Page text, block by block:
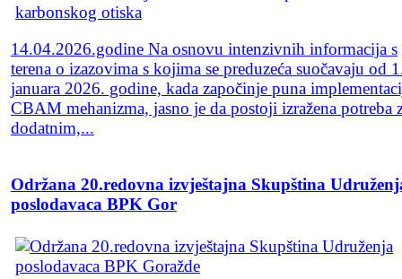
14.04.2026.godine Na osnovu intenzivnih informacija s
terena o izazovima s kojima se preduzeća suočavaju od
januara 2026. godine, kada započinje puna
CBAM mehanizma, jasno je da postoji izražena potreba
dodatnim,...
Održana 20.redovna izvještajna Skupština
poslodavaca BPK Gor